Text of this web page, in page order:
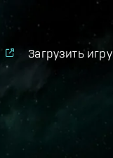
Загрузить игру